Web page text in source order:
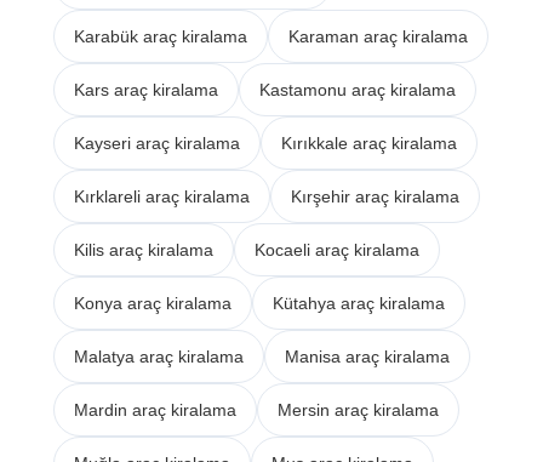
Karabük araç kiralama Karaman araç kiralama
Kars araç kiralama Kastamonu araç kiralama
Kayseri araç kiralama Kırıkkale araç kiralama
Kırklareli araç kiralama Kırşehir araç kiralama
Kilis araç kiralama Kocaeli araç kiralama
Konya araç kiralama Kütahya araç kiralama
Malatya araç kiralama Manisa araç kiralama
Mardin araç kiralama Mersin araç kiralama